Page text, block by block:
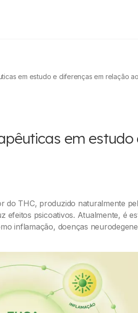
em estudo e diferenças em relação
em
do THC, produzido naturalmente
efeitos psicoativos. Atualmente, é
inflamação, doenças